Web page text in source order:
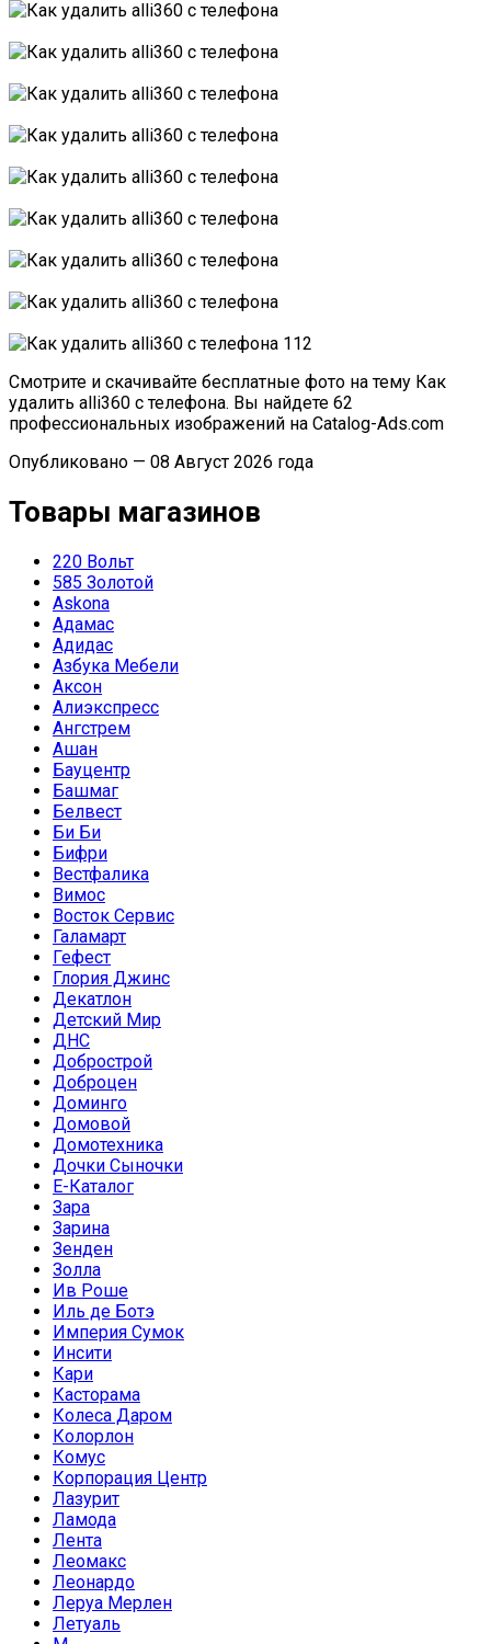
Смотрите и скачивайте бесплатные фото на тему Как
удалить alli360 с телефона. Вы найдете 62
профессиональных изображений на Catalog-Ads.com
Опубликовано — 08 Август 2026 года
Товары магазинов
220 Вольт
585 Золотой
Askona
Адамас
Адидас
Азбука Мебели
Аксон
Алиэкспресс
Ангстрем
Ашан
Бауцентр
Башмаг
Белвест
Би Би
Бифри
Вестфалика
Вимос
Восток Сервис
Галамарт
Гефест
Глория Джинс
Декатлон
Детский Мир
ДНС
Добрострой
Доброцен
Доминго
Домовой
Домотехника
Дочки Сыночки
Е-Каталог
Зара
Зарина
Зенден
Золла
Ив Роше
Иль де Ботэ
Империя Сумок
Инсити
Кари
Касторама
Колеса Даром
Колорлон
Комус
Корпорация Центр
Лазурит
Ламода
Лента
Леомакс
Леонардо
Леруа Мерлен
Летуаль